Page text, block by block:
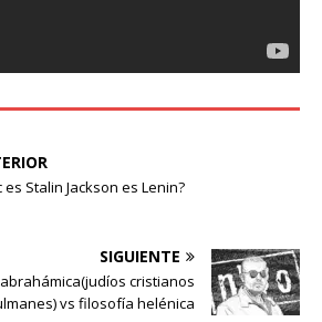
es Stalin Jackson es Lenin?
SIGUIENTE
cristianos
vs filosofía helénica